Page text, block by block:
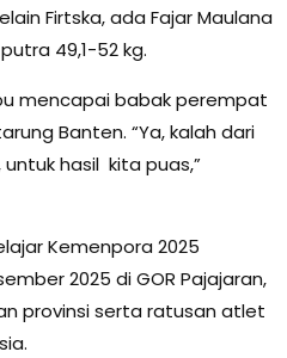
Firtska, ada Fajar Maulana
49,1-52 kg.
mencapai babak perempat
Banten. “Ya, kalah dari
hasil kita puas,”
Kemenpora 2025
2025 di GOR Pajajaran,
provinsi serta ratusan atlet